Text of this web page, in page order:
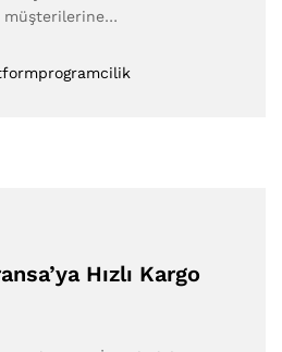
müşterilerine…
Hızlı Kargo